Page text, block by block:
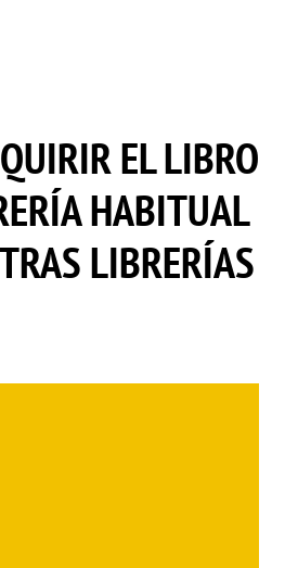
EL LIBRO
HABITUAL
LIBRERÍAS